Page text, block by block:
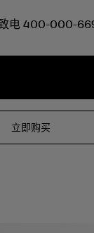
电400-000-
立即购买